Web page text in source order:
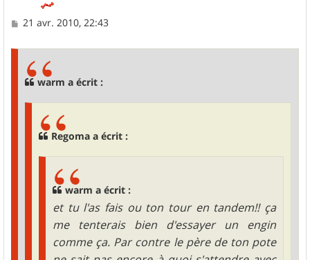
M
21 avr. 2010, 22:43
warm a écrit :
Regoma a écrit :
warm a écrit :
et tu l'as fais ou ton tour en tandem!! ça
me tenterais bien d'essayer un engin
comme ça. Par contre le père de ton pote